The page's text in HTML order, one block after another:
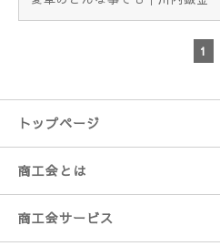
1
トップページ
商工会とは
商工会サービス